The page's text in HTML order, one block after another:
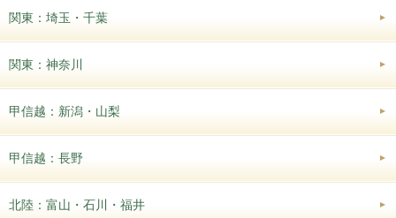
関東：埼玉・千葉
関東：神奈川
甲信越：新潟・山梨
甲信越：長野
北陸：富山・石川・福井